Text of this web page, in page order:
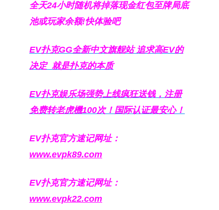
全天24小时随机将掉落现金红包至牌局底
池或玩家余额!快体验吧
EV扑克GG全新中文旗舰站追求高EV的
决定 就是扑克的本质
EV扑克娱乐场强势上线疯狂送钱，注册
免费转老虎機100次！国际认证最安心！
EV扑克官方速记网址：
www.evpk89.com
EV扑克官方速记网址：
www.evpk22.com